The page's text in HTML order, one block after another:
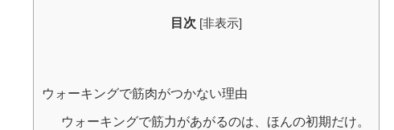
目次 [非表示]
ウォーキングで筋肉がつかない理由
ウォーキングで筋力があがるのは、ほんの初期だけ。